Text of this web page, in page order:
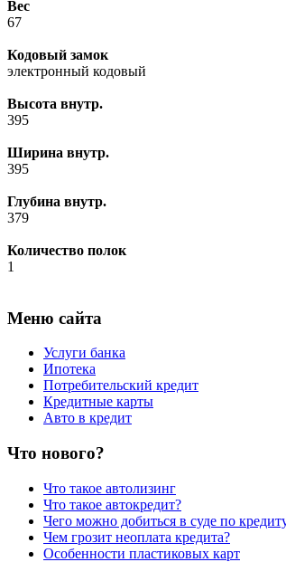
Вес
67
Кодовый замок
электронный кодовый
Высота внутр.
395
Ширина внутр.
395
Глубина внутр.
379
Количество полок
1
Меню сайта
Услуги банка
Ипотека
Потребительский кредит
Кредитные карты
Авто в кредит
Что нового?
Что такое автолизинг
Что такое автокредит?
Чего можно добиться в суде по
Чем грозит неоплата кредита?
Особенности пластиковых карт